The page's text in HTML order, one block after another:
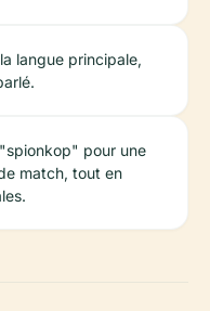
langue principale,
pour une
match, tout en